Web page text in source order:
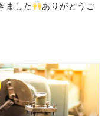
ました
ありがとうご